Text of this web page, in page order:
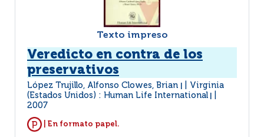
Texto impreso
Veredicto en contra de los
preservativos
López Trujillo, Alfonso Clowes, Brian
Virginia
(Estados Unidos) : Human Life International
2007
| En formato papel.